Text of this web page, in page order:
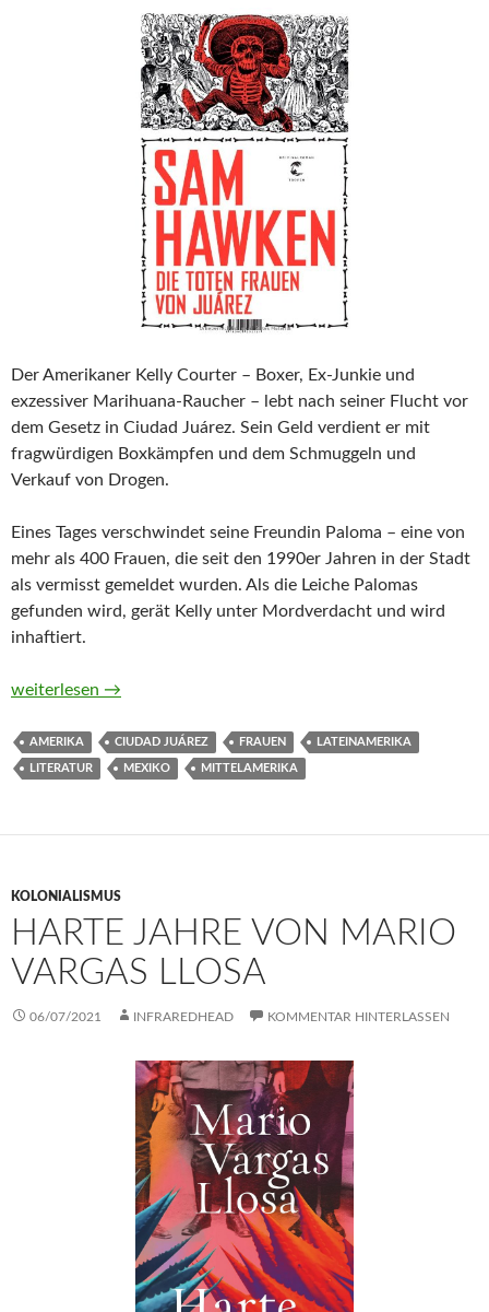
Der Amerikaner Kelly Courter – Boxer, Ex-Junkie und
exzessiver Marihuana-Raucher – lebt nach seiner Flucht vor
dem Gesetz in Ciudad Juárez. Sein Geld verdient er mit
fragwürdigen Boxkämpfen und dem Schmuggeln und
Verkauf von Drogen.
Eines Tages verschwindet seine Freundin Paloma – eine von
mehr als 400 Frauen, die seit den 1990er Jahren in der Stadt
als vermisst gemeldet wurden. Als die Leiche Palomas
gefunden wird, gerät Kelly unter Mordverdacht und wird
inhaftiert.
Die toten Frauen von Juárez von Sam Hawken
weiterlesen →
AMERIKA CIUDAD JUÁREZ FRAUEN LATEINAMERIKA
LITERATUR MEXIKO MITTELAMERIKA
KOLONIALISMUS
HARTE JAHRE VON MARIO
VARGAS LLOSA
06/07/2021 INFRAREDHEAD KOMMENTAR HINTERLASSEN